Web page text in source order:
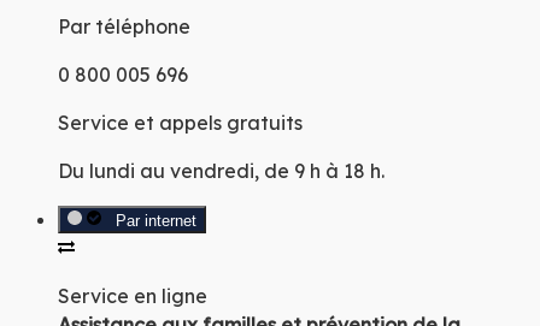
Par téléphone
0 800 005 696
Service et appels gratuits
Du lundi au vendredi, de 9 h à 18 h.
Par internet
Service en ligne